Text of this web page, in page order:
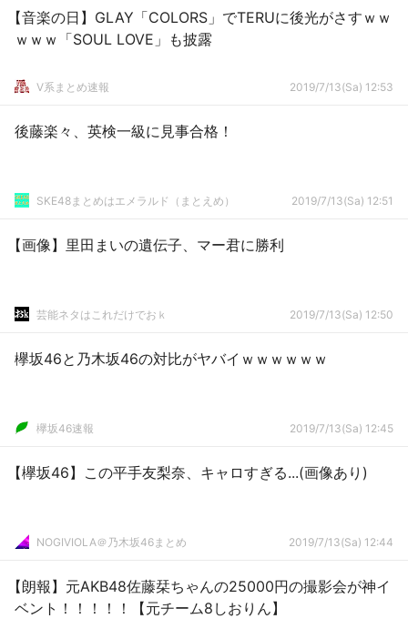
【音楽の日】GLAY「COLORS」でTERUに後光がさすｗｗ
ｗｗｗ「SOUL LOVE」も披露
V系まとめ速報 2019/7/13(Sa) 12:53
後藤楽々、英検一級に見事合格！
SKE48まとめはエメラルド（まとえめ） 2019/7/13(Sa) 12:51
【画像】里田まいの遺伝子、マー君に勝利
芸能ネタはこれだけでおｋ 2019/7/13(Sa) 12:50
欅坂46と乃木坂46の対比がヤバイｗｗｗｗｗｗ
欅坂46速報 2019/7/13(Sa) 12:45
【欅坂46】この平手友梨奈、キャロすぎる...(画像あり)
NOGIVIOLA＠乃木坂46まとめ 2019/7/13(Sa) 12:44
【朗報】元AKB48佐藤栞ちゃんの25000円の撮影会が神イ
ベント！！！！！【元チーム8しおりん】